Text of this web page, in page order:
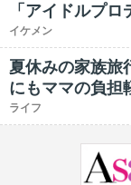
「アイドルプ
イケメン
夏休みの家族旅
にもママの負担
ライフ